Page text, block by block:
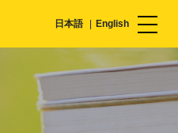
日本語 English